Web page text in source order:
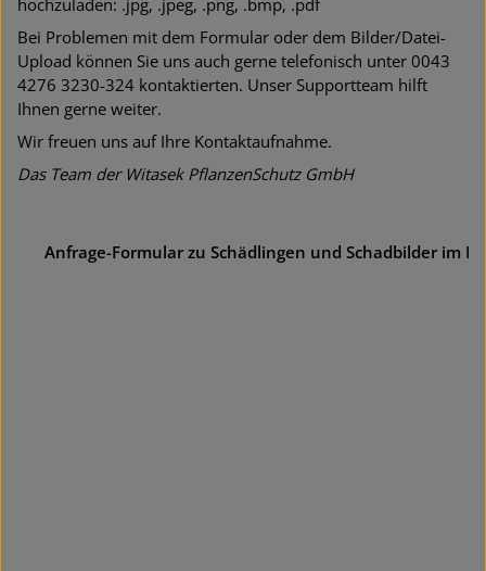
hochzuladen: .jpg, .jpeg, .png, .bmp, .pdf
Bei Problemen mit dem Formular oder dem Bilder/Datei-
Upload können Sie uns auch gerne telefonisch unter 0043
4276 3230-324 kontaktierten. Unser Supportteam hilft
Ihnen gerne weiter.
Wir freuen uns auf Ihre Kontaktaufnahme.
Das Team der Witasek PflanzenSchutz GmbH
Anfrage-Formular zu Schädlingen und Schadbilder im